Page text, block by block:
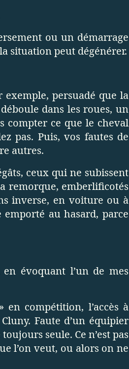
ou un démarrage
situation peut dégénérer.
persuadé que la
dans les roues, un
compter ce que le cheval
pas. Puis, vos fautes de
autres.
ceux qui ne subissent
remorque, emberlificotés
inverse, en voiture ou à
au hasard, parce
évoquant l’un de mes
compétition, l’accès à
Faute d’un équipier
seule. Ce n’est pas
l’on veut, ou alors on ne